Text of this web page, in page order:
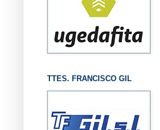
TTES. FRANCISCO GIL